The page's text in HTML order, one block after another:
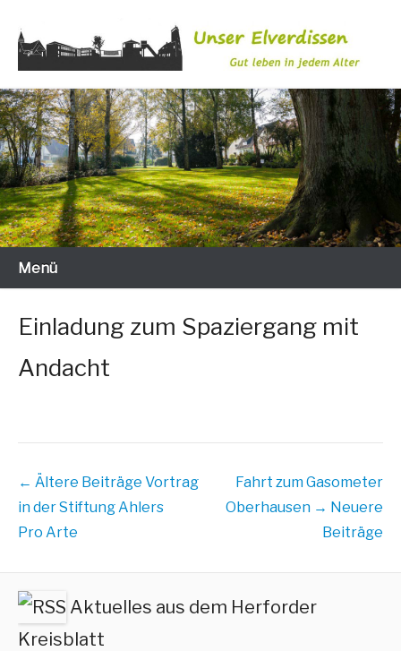
Inhalt
wechseln
Unser Elverdissen
Menü
Einladung zum Spaziergang mit
Andacht
Beitrags
Übersicht
← Ältere Beiträge Vortrag
in der Stiftung Ahlers
Pro Arte
Fahrt zum Gasometer
Oberhausen → Neuere
Beiträge
Aktuelles aus dem Herforder
Kreisblatt